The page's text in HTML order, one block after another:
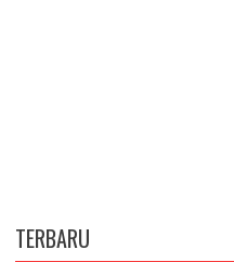
TERBARU